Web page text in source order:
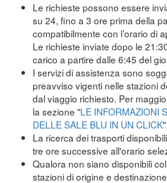
Le richieste possono essere
su 24, fino a 3 ore prima della
compatibilmente con l’orario di
Le richieste inviate dopo le
carico a partire dalle 6:45 del
I servizi di assistenza sono
preavviso vigenti nelle stazioni
dal viaggio richiesto. Per
la sezione "LE INFORMAZIONI
DELLE SALE BLU IN UN CLICK".
La ricerca dei trasporti
tre ore successive all'orario
Qualora non siano disponibili
stazioni di origine e